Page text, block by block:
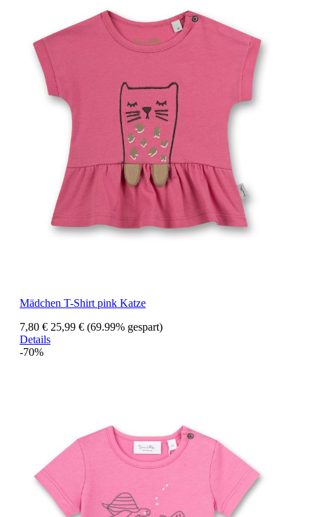
Mädchen T-Shirt pink Katze
7,80 € 25,99 € (69.99% gespart)
Details
-70%